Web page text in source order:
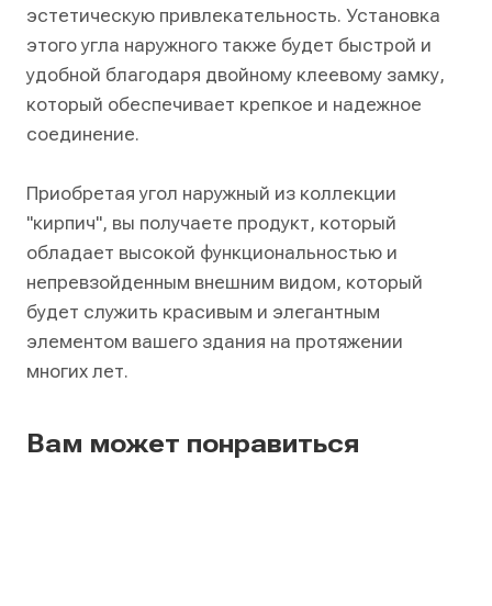
эстетическую привлекательность. Установка
этого угла наружного также будет быстрой и
удобной благодаря двойному клеевому замку,
который обеспечивает крепкое и надежное
соединение.
Приобретая угол наружный из коллекции
"кирпич", вы получаете продукт, который
обладает высокой функциональностью и
непревзойденным внешним видом, который
будет служить красивым и элегантным
элементом вашего здания на протяжении
многих лет.
Вам может понравиться